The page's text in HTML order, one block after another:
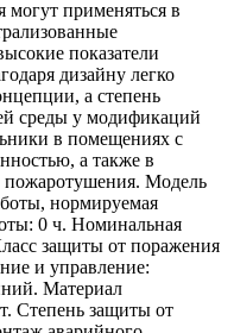
могут применяться в
показатели
дизайну легко
а степень
среды у модификаций
в помещениях с
а также в
пожаротушения. Модель
нормируемая
0 ч. Номинальная
защиты от поражения
и управление:
Материал
Степень защиты от